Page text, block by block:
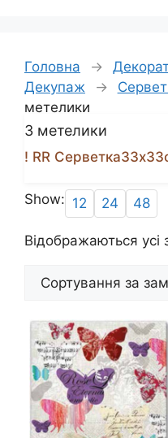
Головна →
Декупаж
→
метелики
3 метелики
! RR
Show: 12 24 48
Відображаються усі